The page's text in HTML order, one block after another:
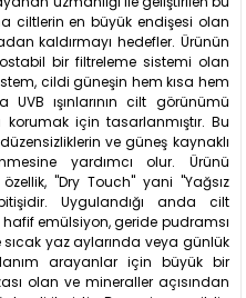
ciltlerin en büyük endişesi olan
kaldırmayı hedefler. Ürünün
bir filtreleme sistemi olan
cildi güneşin hem kısa hem
UVB ışınlarının cilt görünümü
korumak için tasarlanmıştır. Bu
ve güneş kaynaklı
yardımcı olur. Ürünü
"Dry Touch" yani "Yağsız
Uygulandığı anda cilt
emülsiyon, geride pudramsı
sıcak yaz aylarında veya günlük
arayanlar için büyük bir
olan ve mineraller açısından